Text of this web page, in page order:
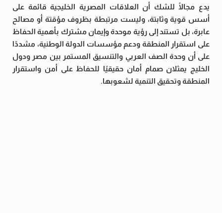
يدع مجالًا للشك أن العلاقات المصرية الخليجية قائمة على
أسس قوية وثابتة، وليست مرتبطة بظروف مؤقتة أو مصالح
عابرة، بل تستند إلى رؤية موحدة وإيمان مشترك بأهمية الحفاظ
على استقرار المنطقة ودعم مؤسسات الدولة الوطنية، مشددًا
على أن وحدة الصف العربي والتنسيق المستمر بين مصر ودول
الخليج يمثلان صمام أمان حقيقيًا للحفاظ على أمن واستقرار
المنطقة وتحقيق التنمية لشعوبها.